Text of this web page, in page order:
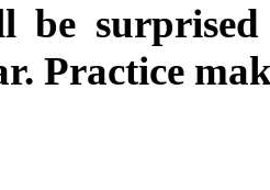
be
Practice